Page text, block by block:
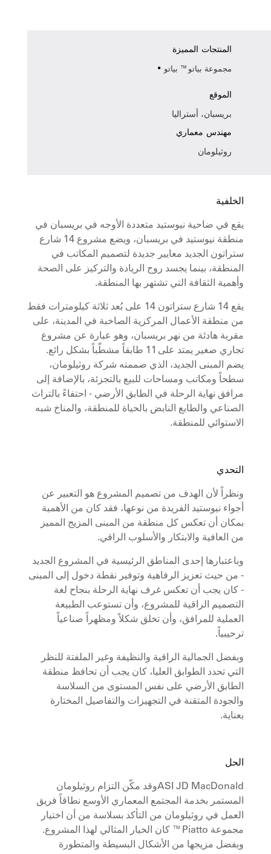
المنتجات المميزة
مجموعة بياتو™ بياتو
الموقع
بريسبان، أستراليا
مهندس معماري
روثيلومان
الخلفية
يقع في ضاحية نيوستيد متعددة الأوجه في بريسبان في
منطقة نيوستيد في بريسبان، ويضع مشروع 14 شارع
ستراتون الجديد معايير جديدة لتصميم المكاتب في
المنطقة، بينما يجسد روح الريادة والتركيز على الصحة
وأهمية الثقافة التي تشتهر بها المنطقة.
يقع 14 شارع ستراتون 14 على بُعد ثلاثة كيلومترات فقط
من منطقة الأعمال المركزية الصاخبة في المدينة، على
مقربة هادئة من نهر بريسبان، وهو عبارة عن مشروع
تجاري صغير يمتد على 11 طابقاً مشطّباً بشكل رائع.
يضم المبنى الجديد، الذي صممته شركة روثيلومان،
سطحاً ومكاتب ومساحات للبيع بالتجزئة، بالإضافة إلى
مرافق نهاية الرحلة في الطابق الأرضي - احتفاءً بالتراث
الصناعي والطابع النابض بالحياة للمنطقة، والمناخ شبه
الاستوائي للمنطقة.
التحدي
ونظراً لأن الهدف من تصميم المشروع هو التعبير عن
أجواء نيوستيد الفريدة من نوعها، فقد كان من الأهمية
بمكان أن تعكس كل منطقة من المبنى المزيج المميز
من العافية والابتكار والأسلوب الراقي.
وباعتبارها إحدى المناطق الرئيسية في المشروع الجديد
- من حيث تعزيز الرفاهية وتوفير نقطة دخول إلى المبنى
- كان يجب أن تعكس غرف نهاية الرحلة بنجاح لغة
التصميم الراقية للمشروع، وأن تستوعب الطبيعة
العملية للمرافق، وأن تخلق شكلاً ومظهراً صناعياً
ترحيبياً.
وبفضل الجمالية الراقية والنظيفة وغير الملفتة للنظر
التي تحدد الطوابق العليا، كان يجب أن تحافظ منطقة
الطابق الأرضي على نفس المستوى من السلاسة
والجودة المتقنة في التجهيزات والتفاصيل المختارة
بعناية.
الحل
ASI JD MacDonaldوقد مكّن التزام روثيلومان
المستمر بخدمة المجتمع المعماري الأوسع نطاقاً فريق
العمل في روثيلومان من التأكد بسلاسة من أن اختيار
مجموعة Piatto™ كان الخيار المثالي لهذا المشروع.
وبفضل مزيجها من الأشكال البسيطة والمتطورة